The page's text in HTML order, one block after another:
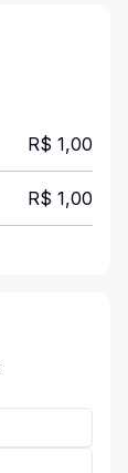
R$ 1,00
R$ 1,00